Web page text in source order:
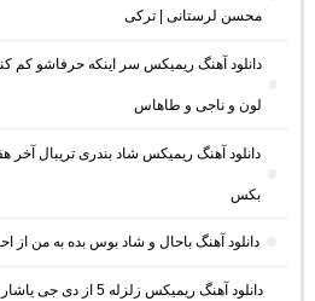
محسن لرستانی | ترکی
دانلود آهنگ ریمیکس سر اینکه حرفاشو
لون و ناجی و طاهاس
دانلود آهنگ ریمیکس شاد بندری تریبال آخر
بکس
دانلود آهنگ باحال و شاد بوس بده به من از
دانلود آهنگ ریمیکس